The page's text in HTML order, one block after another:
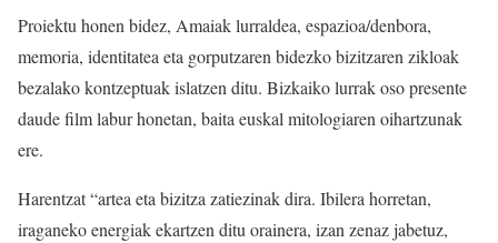
Proiektu honen bidez, Amaiak lurraldea, espazioa/denbora,
memoria, identitatea eta gorputzaren bidezko bizitzaren zikloak
bezalako kontzeptuak islatzen ditu. Bizkaiko lurrak oso presente
daude film labur honetan, baita euskal mitologiaren oihartzunak
ere.
Harentzat “artea eta bizitza zatiezinak dira. Ibilera horretan,
iraganeko energiak ekartzen ditu orainera, izan zenaz jabetuz,